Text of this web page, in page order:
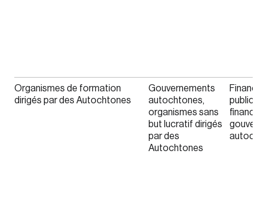
Organismes de formation
dirigés par des Autochtones
Gouvernements
autochtones,
organismes sans
but lucratif dirigés
par des
Autochtones
public,